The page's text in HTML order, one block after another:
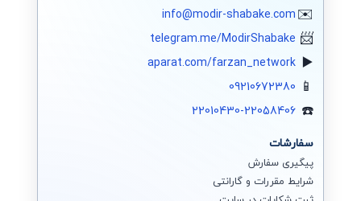
info@modir-shabake.com
telegram.me/ModirShabake
aparat.com/farzan_network
09210672380
22010430-22058406
سفارشات
پیگیری سفارش
شرایط مقررات و گارانتی